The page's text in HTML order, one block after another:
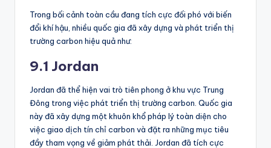
Trong bối cảnh toàn cầu đang tích cực đối phó với biến
đổi khí hậu, nhiều quốc gia đã xây dựng và phát triển thị
trường carbon hiệu quả như:
9.1 Jordan
Jordan đã thể hiện vai trò tiên phong ở khu vực Trung
Đông trong việc phát triển thị trường carbon. Quốc gia
này đã xây dựng một khuôn khổ pháp lý toàn diện cho
việc giao dịch tín chỉ carbon và đặt ra những mục tiêu
đầy tham vọng về giảm phát thải. Jordan đã tích cực